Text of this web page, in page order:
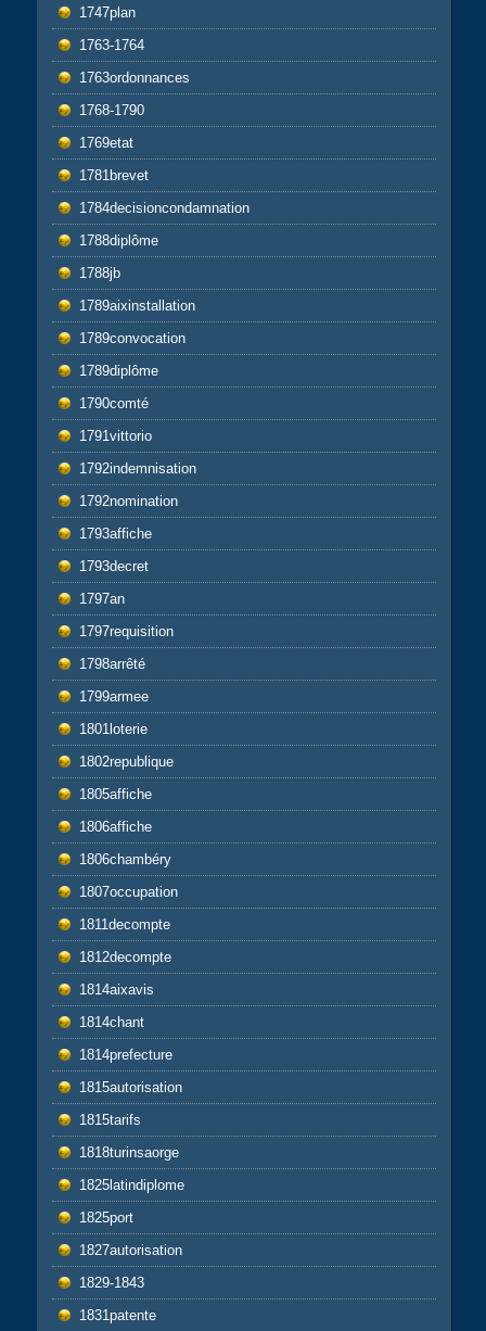
1747plan
1763-1764
1763ordonnances
1768-1790
1769etat
1781brevet
1784decisioncondamnation
1788diplôme
1788jb
1789aixinstallation
1789convocation
1789diplôme
1790comté
1791vittorio
1792indemnisation
1792nomination
1793affiche
1793decret
1797an
1797requisition
1798arrêté
1799armee
1801loterie
1802republique
1805affiche
1806affiche
1806chambéry
1807occupation
1811decompte
1812decompte
1814aixavis
1814chant
1814prefecture
1815autorisation
1815tarifs
1818turinsaorge
1825latindiplome
1825port
1827autorisation
1829-1843
1831patente